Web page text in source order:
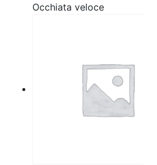
Occhiata veloce